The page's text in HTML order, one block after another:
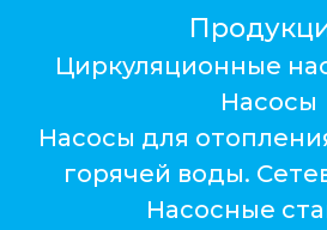
Циркуляционные
Насосы
Насосы для
горячей воды.
Насосные